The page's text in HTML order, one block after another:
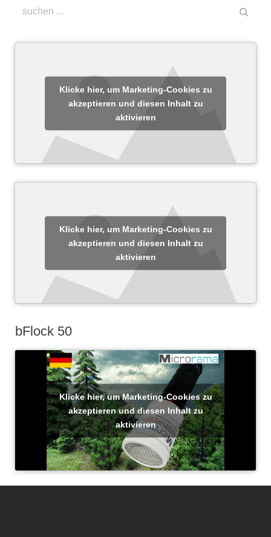
Klicke hier, um Marketing-Cookies zu
akzeptieren und diesen Inhalt zu
aktivieren
Klicke hier, um Marketing-Cookies zu
akzeptieren und diesen Inhalt zu
aktivieren
bFlock 50
Klicke hier, um Marketing-Cookies zu
akzeptieren und diesen Inhalt zu
aktivieren